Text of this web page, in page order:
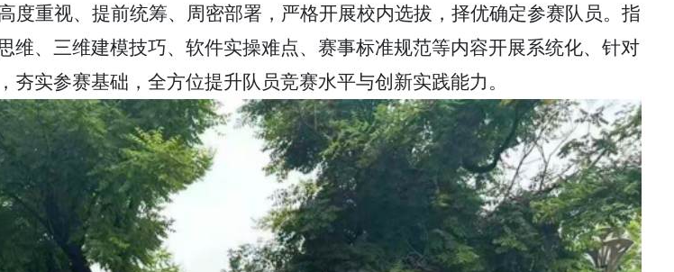
度重视、提前统筹、周密部署，严格开展校内选拔，择优确定参赛队员。指
维、三维建模技巧、软件实操难点、赛事标准规范等内容开展系统化、针对
实参赛基础，全方位提升队员竞赛水平与创新实践能力。